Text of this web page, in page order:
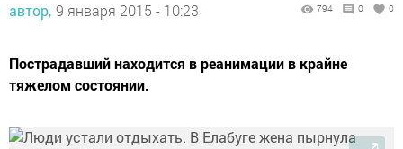
автор, 9 января 2015 - 10:23 794 0 0
Пострадавший находится в реанимации в крайне
тяжелом состоянии.